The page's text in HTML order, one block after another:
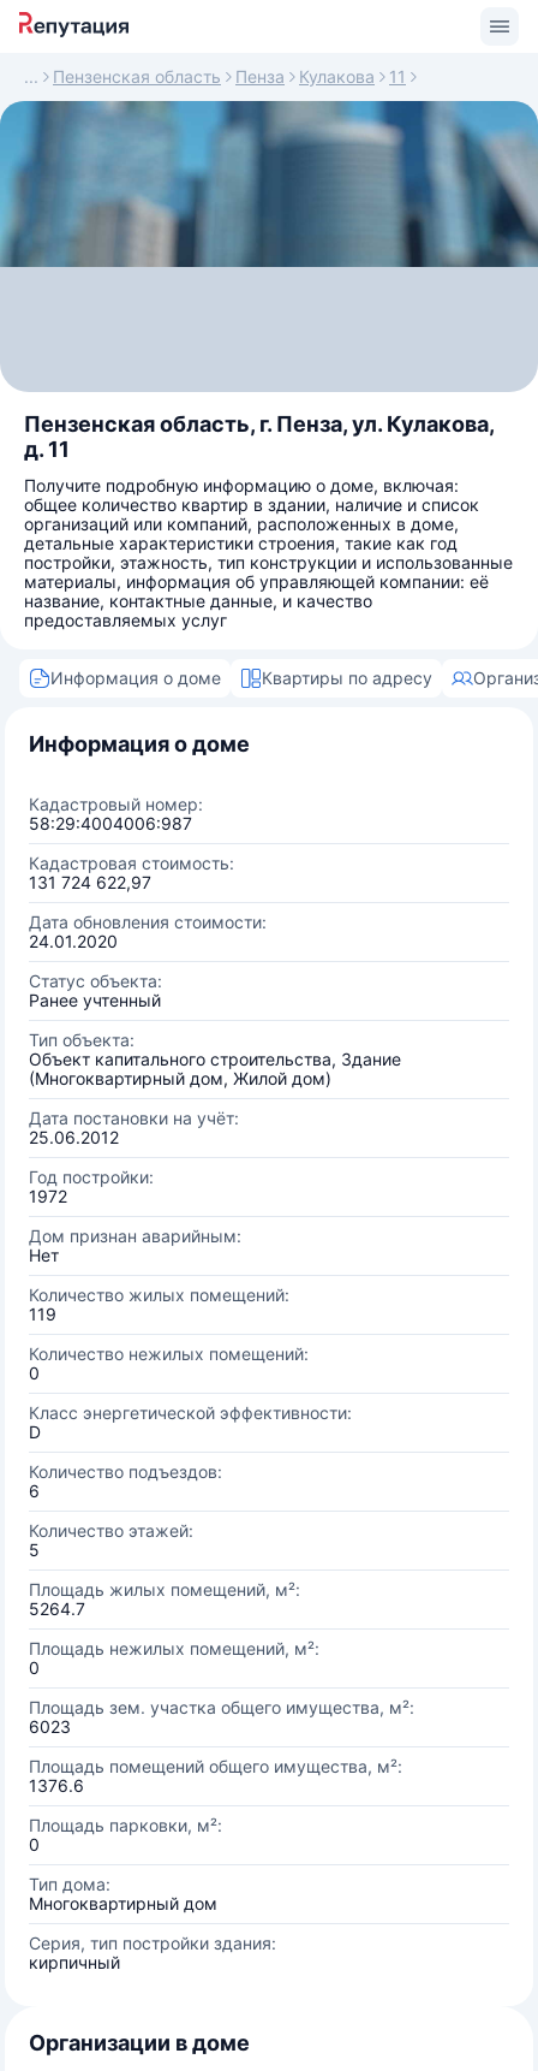
Пензенская область Пенза Кулакова 11
Пензенская область, г. Пенза, ул. Кулакова,
д. 11
Получите подробную информацию о доме, включая:
общее количество квартир в здании, наличие и список
организаций или компаний, расположенных в доме,
детальные характеристики строения, такие как год
постройки, этажность, тип конструкции и использованные
материалы, информация об управляющей компании: её
название, контактные данные, и качество
предоставляемых услуг
Информация о доме Квартиры по адресу
Информация о доме
Кадастровый номер:
58:29:4004006:987
Кадастровая стоимость:
131 724 622,97
Дата обновления стоимости:
24.01.2020
Статус объекта:
Ранее учтенный
Тип объекта:
Объект капитального строительства, Здание
(Многоквартирный дом, Жилой дом)
Дата постановки на учёт:
25.06.2012
Год постройки:
1972
Дом признан аварийным:
Нет
Количество жилых помещений:
119
Количество нежилых помещений:
0
Класс энергетической эффективности:
D
Количество подъездов:
6
Количество этажей:
5
Площадь жилых помещений, м²:
5264.7
Площадь нежилых помещений, м²:
0
Площадь зем. участка общего имущества, м²:
6023
Площадь помещений общего имущества, м²:
1376.6
Площадь парковки, м²:
0
Тип дома:
Многоквартирный дом
Серия, тип постройки здания:
кирпичный
Организации в доме